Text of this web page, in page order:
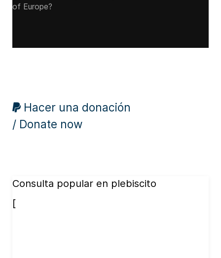
of Europe?
Hacer una donación
/ Donate now
Consulta popular en plebiscito
[